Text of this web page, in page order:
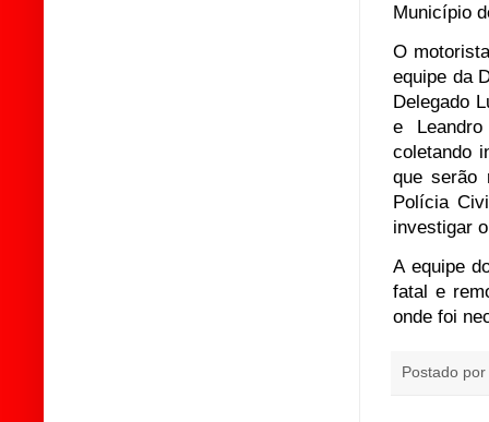
Município
O
equipe da
Delegado
e
coletando
que serão
Polícia
investigar
A equipe
fatal e
onde foi
Postado por